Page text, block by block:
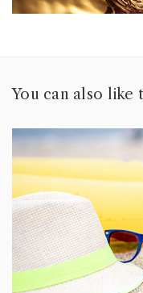
You can also like